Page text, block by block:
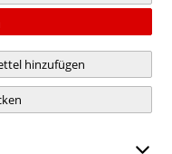
hinzufügen